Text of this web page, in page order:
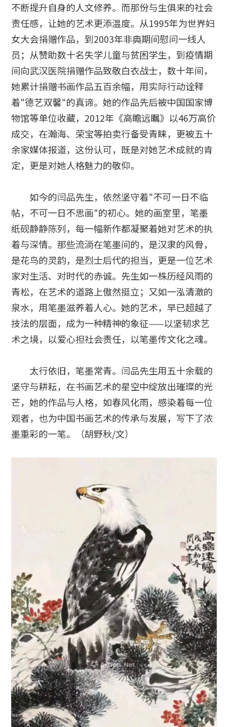
不断提升自身的人文修养。而那份与生俱来的社会
责任感，让她的艺术更添温度。从1995年为世界妇
女大会捐赠作品，到2003年非典期间慰问一线人
员；从赞助数十名失学儿童与贫困学生，到疫情期
间向武汉医院捐赠作品致敬白衣战士，数十年间，
她累计捐赠书画作品五百余幅，用实际行动诠释
着"德艺双馨"的真谛。她的作品先后被中国国家博
物馆等单位收藏，2012年《高瞻远瞩》以46万高价
成交，在瀚海、荣宝等拍卖行备受青睐，更被五十
余家媒体报道，这份认可，既是对她艺术成就的肯
定，更是对她人格魅力的敬仰。
如今的闫品先生，依然坚守着"不可一日不临
帖，不可一日不思画"的初心。她的画室里，笔墨
纸砚静静陈列，每一幅新作都凝聚着她对艺术的执
着与深情。那些流淌在笔墨间的，是汉隶的风骨，
是花鸟的灵韵，是烈士后代的担当，更是一位艺术
家对生活、对时代的赤诚。先生如一株历经风雨的
青松，在艺术的道路上傲然挺立；又如一泓清澈的
泉水，用笔墨滋养着人心。她的艺术，早已超越了
技法的层面，成为一种精神的象征——以坚韧求艺
术之境，以爱心担社会责任，以笔墨传文化之魂。
太行依旧，笔墨常青。闫品先生用五十余载的
坚守与耕耘，在书画艺术的星空中绽放出璀璨的光
芒，她的作品与人格，如春风化雨，感染着每一位
观者，也为中国书画艺术的传承与发展，写下了浓
墨重彩的一笔。（胡野秋/文）